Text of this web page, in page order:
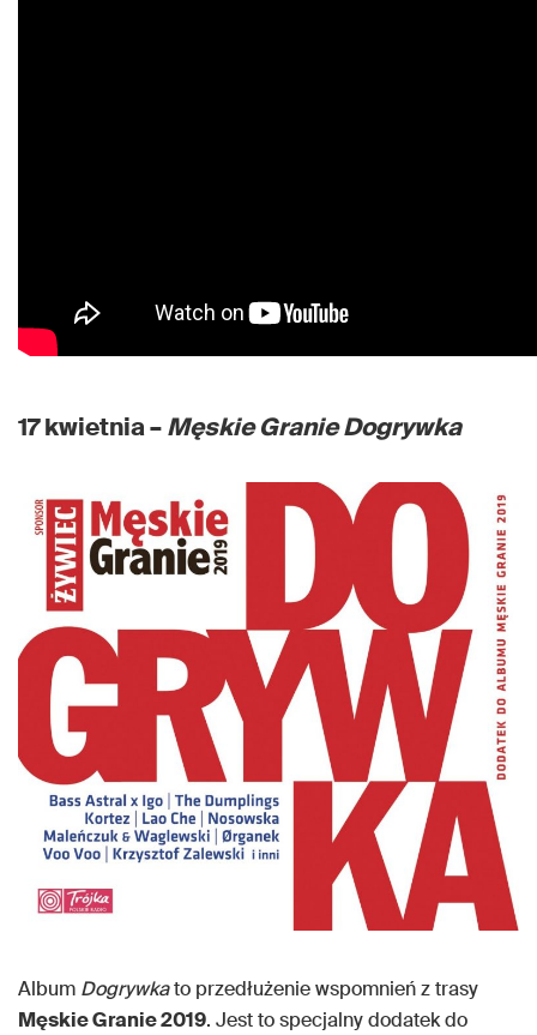
17 kwietnia –Męskie Granie Dogrywka
Album Dogrywkato przedłużenie wspomnień z trasy
Męskie Granie 2019. Jest to specjalny dodatek do